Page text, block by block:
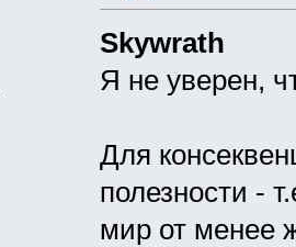
Skywrath
Я не уверен,
Для
полезности -
мир от менее